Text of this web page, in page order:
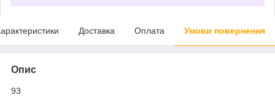
Доставка Оплата Умови повернення
Опис
93